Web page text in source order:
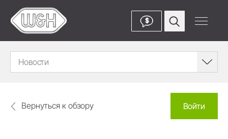
$
Новости
Вернуться к обзору Войти